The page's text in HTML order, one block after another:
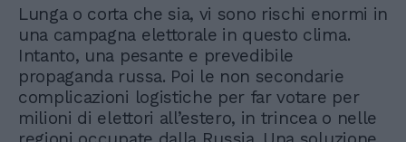
Lunga o corta che sia, vi sono rischi enormi in
una campagna elettorale in questo clima.
Intanto, una pesante e prevedibile
propaganda russa. Poi le non secondarie
complicazioni logistiche per far votare per
milioni di elettori all’estero, in trincea o nelle